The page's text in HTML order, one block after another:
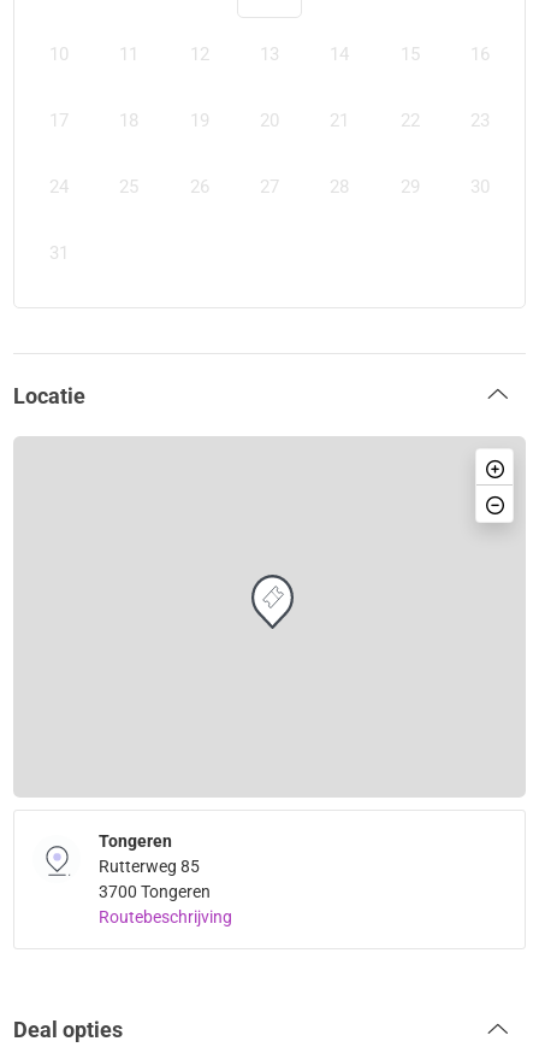
10 11 12 13 14 15 16
17 18 19 20 21 22 23
24 25 26 27 28 29 30
31
Locatie
Tongeren
Rutterweg 85
3700 Tongeren
Routebeschrijving
Deal opties